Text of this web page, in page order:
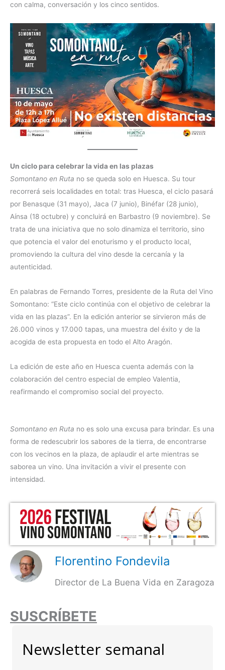
con calma, conversación y los cinco sentidos.
Un ciclo para celebrar la vida en las plazas
Somontano en Ruta no se queda solo en Huesca. Su tour
recorrerá seis localidades en total: tras Huesca, el ciclo pasará
por Benasque (31 mayo), Jaca (7 junio), Binéfar (28 junio),
Aínsa (18 octubre) y concluirá en Barbastro (9 noviembre). Se
trata de una iniciativa que no solo dinamiza el territorio, sino
que potencia el valor del enoturismo y el producto local,
promoviendo la cultura del vino desde la cercanía y la
autenticidad.
En palabras de Fernando Torres, presidente de la Ruta del Vino
Somontano: “Este ciclo continúa con el objetivo de celebrar la
vida en las plazas”. En la edición anterior se sirvieron más de
26.000 vinos y 17.000 tapas, una muestra del éxito y de la
acogida de esta propuesta en todo el Alto Aragón.
La edición de este año en Huesca cuenta además con la
colaboración del centro especial de empleo Valentia,
reafirmando el compromiso social del proyecto.
Somontano en Ruta no es solo una excusa para brindar. Es una
forma de redescubrir los sabores de la tierra, de encontrarse
con los vecinos en la plaza, de aplaudir el arte mientras se
saborea un vino. Una invitación a vivir el presente con
intensidad.
Florentino Fondevila
Director de La Buena Vida en Zaragoza
SUSCRÍBETE
Newsletter semanal